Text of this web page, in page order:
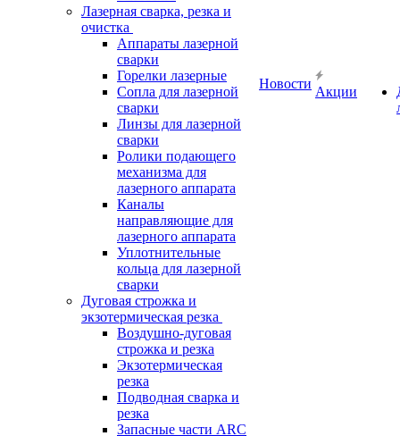
Лазерная сварка, резка и
очистка
Аппараты лазерной
сварки
Горелки лазерные
Сопла для лазерной
сварки
Линзы для лазерной
сварки
Ролики подающего
механизма для
лазерного аппарата
Каналы
направляющие для
лазерного аппарата
Уплотнительные
кольца для лазерной
сварки
Дуговая строжка и
экзотермическая резка
Воздушно-дуговая
строжка и резка
Экзотермическая
резка
Подводная сварка и
резка
Запасные части ARC
Новости
Акции